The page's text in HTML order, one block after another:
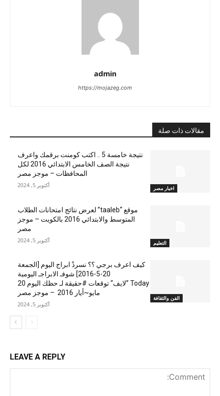
admin
https://mojazeg.com
مقالات ذات صلة
اخبار مصر
نتيجة خامسة 5 .. اكتب كومنت برقمك واعرف
نتيجة الصف الخامس الابتدائي 2016 لكل
المحافظات – موجز مصر
أكتوبر 5, 2024
التعليم
موقع “taaleb” لعرض نتائج امتحانات الطلاب
المتوسط والابتدائي 2016 بالكويت – موجز
مصر
أكتوبر 5, 2024
الفن والثقافة
كيف اعرف برجي ؟؟ نسردْ ابراج اليوم [الجمعة
20-5-2016] شوفـ الابراجـ اليومية
Today ”لايف“ توقعات #حقيقة لـ حظك اليوم 20
مايو~أيار 2016 – موجز مصر
أكتوبر 5, 2024
LEAVE A REPLY